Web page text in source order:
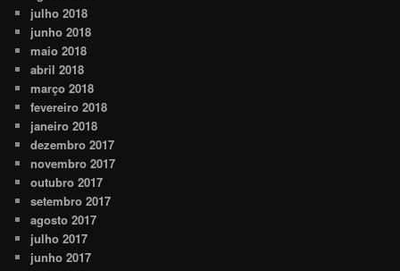
julho 2018
junho 2018
maio 2018
abril 2018
março 2018
fevereiro 2018
janeiro 2018
dezembro 2017
novembro 2017
outubro 2017
setembro 2017
agosto 2017
julho 2017
junho 2017